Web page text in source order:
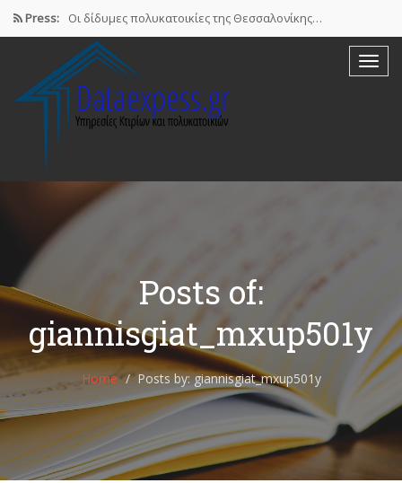
Press: Οι δίδυμες πολυκατοικίες της Θεσσαλονίκης…
Airbnb : Το οικονομικό φαινόμενο…
ΠΟΜΙΔΑ: Νόμιμες οι βραχυχρόνιες μισθώσεις…
Συστάσεις των γιατρών προς τους…
Posts of:
giannisgiat_mxup501y
Home Posts by: giannisgiat_mxup501y